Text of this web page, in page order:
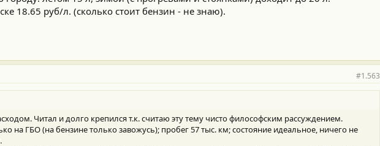
18.65 руб/л. (сколько стоит бензин - не знаю).
#1.563
Читал и долго крепился т.к. считаю эту тему чисто философским рассуждением.
на ГБО (на бензине только завожусь); пробег 57 тыс. км; состояние идеальное, ничего не